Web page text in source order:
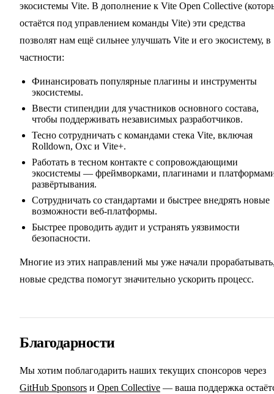
экосистемы Vite. В дополнение к Vite Open Collective
остаётся под управлением команды Vite) эти средства
позволят нам ещё сильнее улучшать Vite и его экосистему, в
частности:
Финансировать популярные плагины и инструменты
экосистемы.
Ввести стипендии для участников основного состава,
чтобы поддерживать независимых разработчиков.
Тесно сотрудничать с командами стека Vite, включая
Rolldown, Oxc и Vite+.
Работать в тесном контакте с сопровождающими
экосистемы — фреймворками, плагинами и
развёртывания.
Сотрудничать со стандартами и быстрее внедрять новые
возможности веб-платформы.
Быстрее проводить аудит и устранять уязвимости
безопасности.
Многие из этих направлений мы уже начали
новые средства помогут значительно ускорить процесс.
Благодарности
Мы хотим поблагодарить наших текущих спонсоров через
GitHub Sponsors и Open Collective — ваша поддержка